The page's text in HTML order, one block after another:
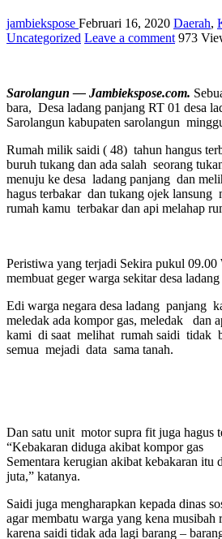
jambiekspose Februari 16, 2020 Daerah,
Uncategorized Leave a comment 973
Sarolangun — Jambiekspose.com.
bara, Desa ladang panjang RT 01 desa
Sarolangun kabupaten sarolangun
Rumah milik saidi ( 48) tahun hangus
buruh tukang dan ada salah seorang
menuju ke desa ladang panjang dan
hagus terbakar dan tukang ojek lansung
rumah kamu terbakar dan api melahap
Peristiwa yang terjadi Sekira pukul 09.00
membuat geger warga sekitar desa
Edi warga negara desa ladang panjang
meledak ada kompor gas, meledak dan
kami di saat melihat rumah saidi tidak
semua mejadi data sama tanah.
Dan satu unit motor supra fit juga hagus
“Kebakaran diduga akibat kompor gas
Sementara kerugian akibat kebakaran
juta,” katanya.
Saidi juga mengharapkan kepada dinas
agar membatu warga yang kena musibah
karena saidi tidak ada lagi barang –